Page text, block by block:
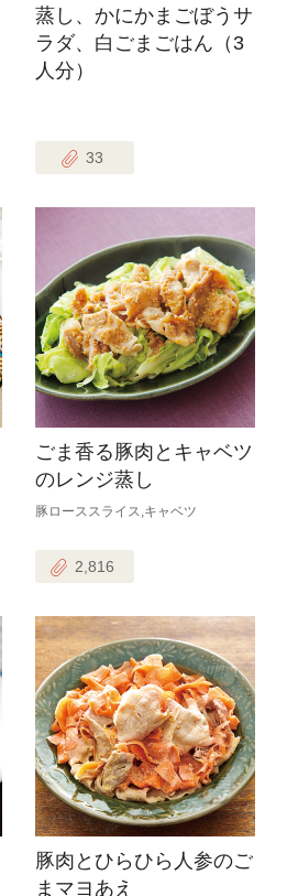
蒸し、かにかまごぼうサ
ラダ、白ごまごはん（3
人分）
33
ごま香る豚肉とキャベツ
のレンジ蒸し
豚ローススライス,キャベツ
2,816
豚肉とひらひら人参のご
まマヨあえ